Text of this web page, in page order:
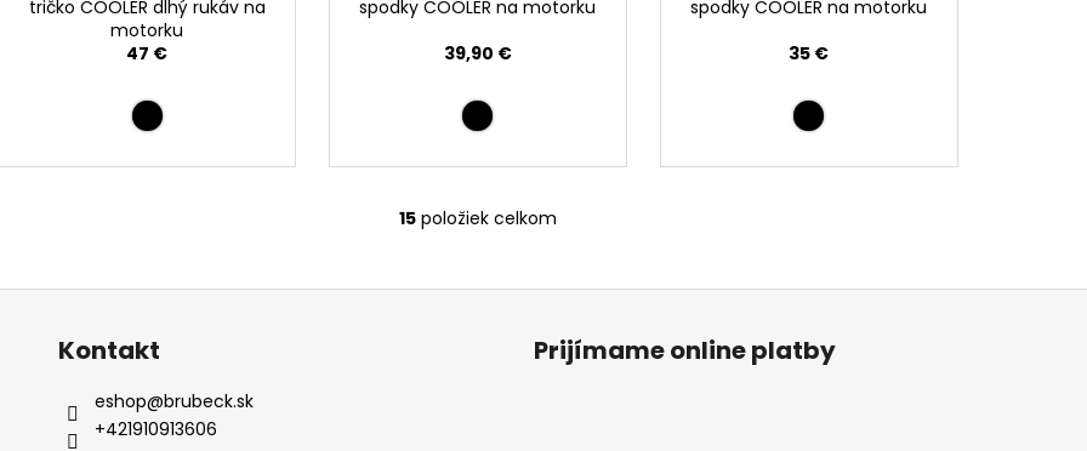
tričko COOLER dlhý rukáv na
motorku
47 €
spodky COOLER na motorku
39,90 €
spodky COOLER na motorku
35 €
O
l
15 položiek celkom
Kontakt
eshop@brubeck.sk
+421910913606
Prijímame online platby